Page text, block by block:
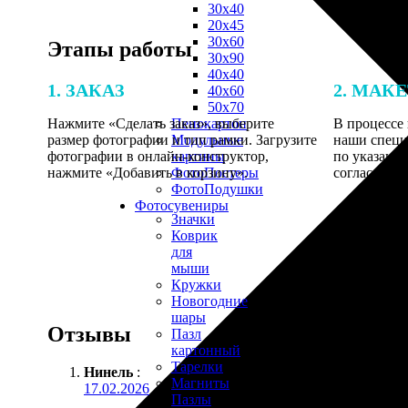
30х40
20х45
30х60
30х90
40х40
40х60
50х70
Пенокартон
Модульные
картины
ФотоПостеры
ФотоПодушки
Фотоcувениры
Значки
Коврик
для
мыши
Кружки
Новогодние
шары
Пазл
картонный
Тарелки
Магниты
Пазлы
Этапы работы
1. ЗАКАЗ
Нажмите «Сделать заказ», выберите
размер фотографии и тип рамки. Загрузите
фотографии в онлайн-конструктор,
нажмите «Добавить в корзину».
2.
В процессе
наши
по
Отзывы
Нинель :
17.02.2026